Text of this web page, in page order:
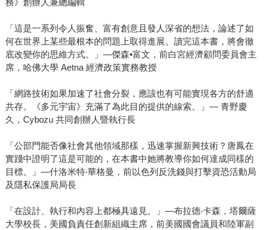
務》創辦人兼總編輯
「這是一系列令人振奮、富有創意且發人深省的想法，論述了如
何在世界上某些最根本的問題上取得進展。讀完這本書，將會徹
底改變你的思維方式。」—傑森•富文，前白宮經濟顧問委員會主
席，哈佛大學 Aetna 經濟政策實務教授
「網路技術如果加速了社會分裂，應該也有可能實現各方的舒適
共存。《多元宇宙》充滿了為此目的提供的線索。」— 青野慶
久，Cybozu 共同創辦人暨執行長
「公部門能否像社會其他領域那樣，迅速掌握新興技術？唐鳳在
實踐中證明了這是可能的，在本書中她將教導你如何達成同樣的
目標。」—什洛米特‧華格曼，前以色列反洗錢與打擊資恐活動局
及隱私保護局局長
「在設計、執行和內容上都極具遠見。」—布拉德‧卡森，塔爾薩
大學校長，美國負責任創新組織主席，前美國國會議員和陸軍副